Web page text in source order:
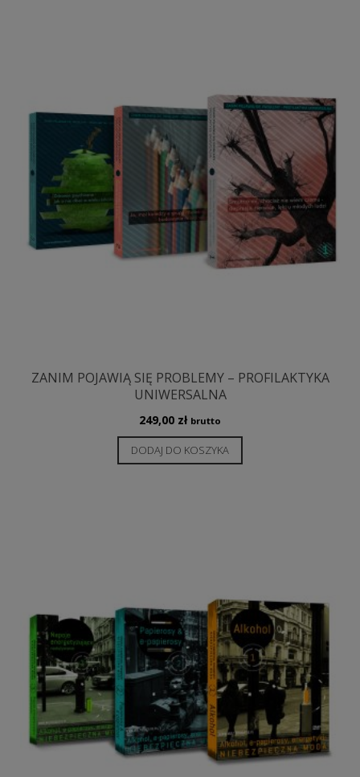
ZANIM POJAWIĄ SIĘ PROBLEMY – PROFILAKTYKA
UNIWERSALNA
249,00 zł brutto
DODAJ DO KOSZYKA